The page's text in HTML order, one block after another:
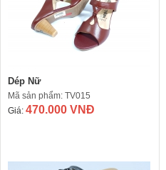
Dép Nữ
Mã sản phẩm: TV015
Giá: 470.000 VNĐ